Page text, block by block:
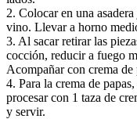
2. Colocar en una
vino. Llevar a horno
3. Al sacar retirar las
cocción, reducir a fuego
Acompañar con crema de
4. Para la crema de
procesar con 1 taza de
y servir.